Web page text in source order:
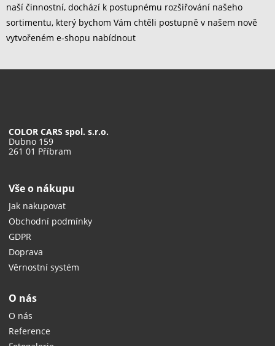
naší činnostní, dochází k postupnému rozšiřování našeho
sortimentu, který bychom Vám chtěli postupně v našem nově
vytvořeném e-shopu nabídnout
COLOR CARS spol. s.r.o.
Dubno 159
261 01 Příbram
Vše o nákupu
Jak nakupovat
Obchodní podmínky
GDPR
Doprava
Věrnostní systém
O nás
O nás
Reference